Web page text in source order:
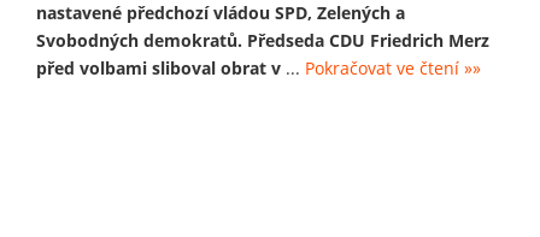
nastavené předchozí vládou SPD, Zelených a
Svobodných demokratů. Předseda CDU Friedrich Merz
před volbami sliboval obrat v ... Pokračovat ve čtení »»